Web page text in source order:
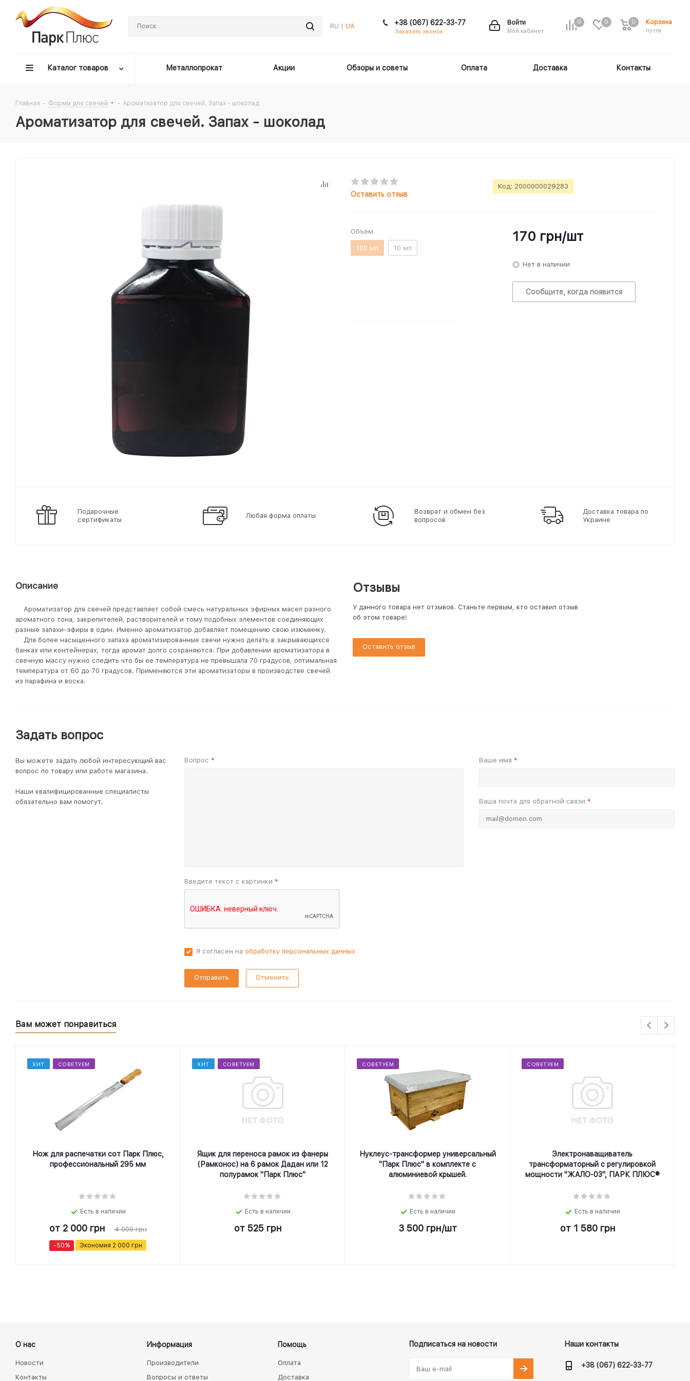
RU | UA
0 0 Корзина
пуста
0
Войти
Мой кабинет
+38 (067) 622-33-77
Заказать звонок
Каталог товаров Металлопрокат Акции Обзоры и советы Оплата Доставка Контакты
Главная - Формы для свечей - Ароматизатор для свечей. Запах - шоколад
Ароматизатор для свечей. Запах - шоколад
Оставить отзыв
Код: 2000000029283
Объём
100 мл 10 мл
170 грн/шт
Нет в наличии
Сообщите, когда появится
Подарочные
сертификаты
Любая форма оплаты
Возврат и обмен без
вопросов
Доставка товара по
Украине
Описание
Ароматизатор для свечей представляет собой смесь натуральных эфирных масел разного
ароматного тона, закрепителей, растворителей и тому подобных элементов соединяющих
разные запахи-эфиры в один. Именно ароматизатор добавляет помещению свою изюминку.
Для более насыщенного запаха ароматизированные свечи нужно делать в закрывающихся
банках или контейнерах, тогда аромат долго сохраняются. При добавлении ароматизатора в
свечную массу нужно следить что бы ее температура не превышала 70 градусов, оптимальная
температура от 60 до 70 градусов. Применяются эти ароматизаторы в производстве свечей
из парафина и воска.
Отзывы
У данного товара нет отзывов. Станьте первым, кто оставил отзыв
об этом товаре!
Оставить отзыв
Задать вопрос
Вы можете задать любой интересующий вас
вопрос по товару или работе магазина.
Наши квалифицированные специалисты
обязательно вам помогут.
Вопрос * Ваше имя *
Ваша почта для обратной связи *
Введите текст с картинки *
Я согласен на обработку персональных данных
Отменить
Вам может понравиться
ХИТ СОВЕТУЕМ
Нож для распечатки сот Парк Плюс,
профеcсиональный 295 мм
Есть в наличии
от 2 000 грн 4 000 грн
-50% Экономия 2 000 грн
ХИТ СОВЕТУЕМ
Ящик для переноса рамок из фанеры
(Рамконос) на 6 рамок Дадан или 12
полурамок "Парк Плюс"
Есть в наличии
от 525 грн
СОВЕТУЕМ
Нуклеус-трансформер универсальный
"Парк Плюс" в комплекте с
алюминиевой крышей.
Есть в наличии
3 500грн/шт
СОВЕТУЕМ
Электронаващиватель
трансформаторный с регулировкой
мощности "ЖАЛО-03", ПАРК ПЛЮС®
Есть в наличии
от 1 580 грн
О нас
Новости
Контакты
Информация
Производители
Вопросы и ответы
Помощь
Оплата
Доставка
Подписаться на новости Наши контакты
+38 (067) 622-33-77